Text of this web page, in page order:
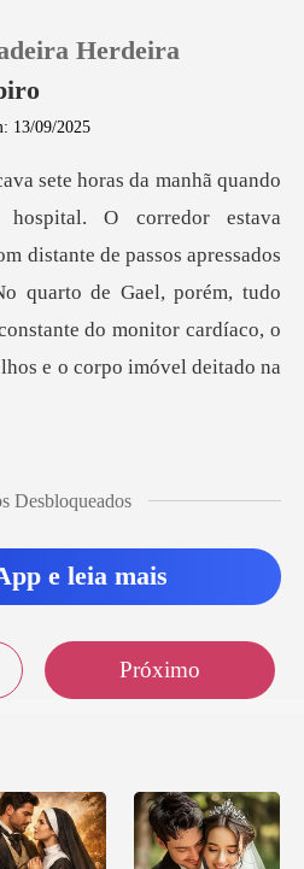
0
Herdeira
13/09/2025
distante de passos apressados
quarto de Gael, porém, tudo
Desbloqueados
e leia mais
Próximo